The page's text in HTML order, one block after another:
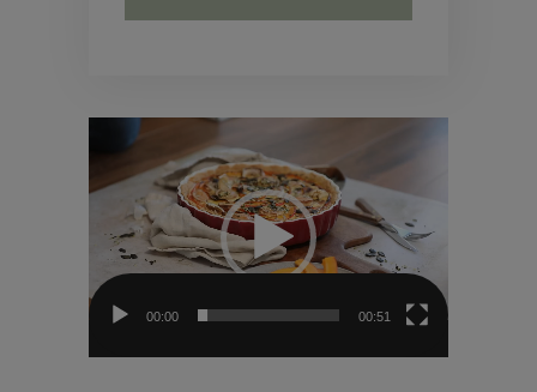
Video-
00:00 00:51